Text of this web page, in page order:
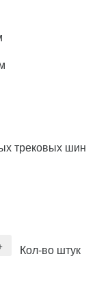
трековых шин
Кол-во штук